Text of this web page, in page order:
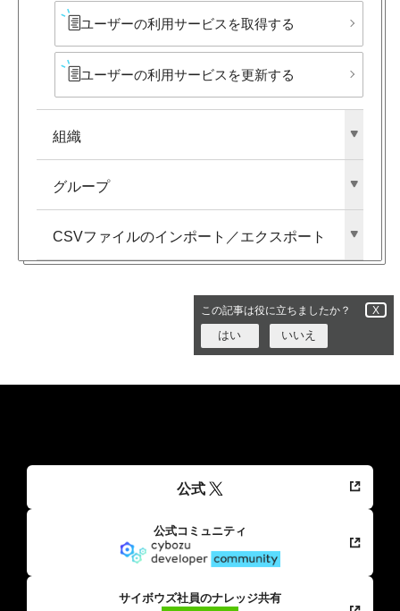
ユーザーの​利用サービスを​取得する
ユーザーの​利用サービスを​更新する
組織
グループ
CSVファイルの​インポート／エクスポート
この記事は役に立ちましたか？ X
はい いいえ
公式
公式コミュニティ
サイボウズ社員のナレッジ共有